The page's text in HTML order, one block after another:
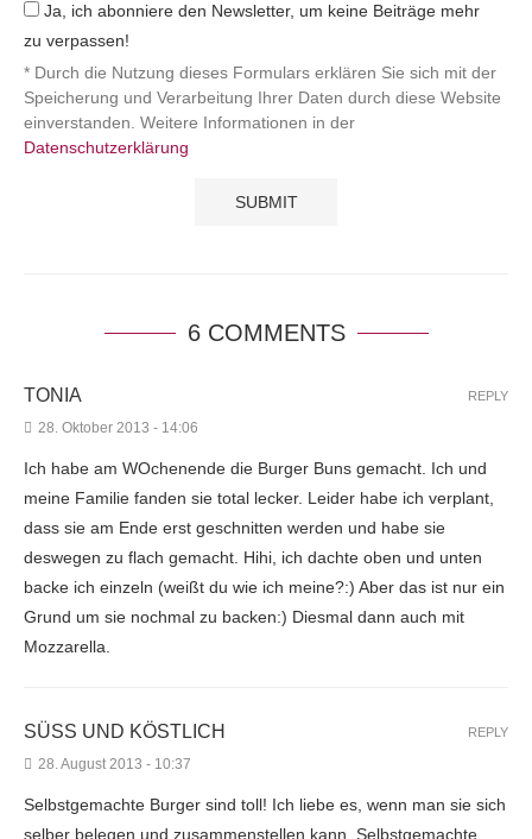
Ja, ich abonniere den Newsletter, um keine Beiträge mehr
zu verpassen!
* Durch die Nutzung dieses Formulars erklären Sie sich mit der
Speicherung und Verarbeitung Ihrer Daten durch diese Website
einverstanden. Weitere Informationen in der
Datenschutzerklärung
6 COMMENTS
TONIA
28. Oktober 2013 - 14:06
Ich habe am WOchenende die Burger Buns gemacht. Ich und
meine Familie fanden sie total lecker. Leider habe ich verplant,
dass sie am Ende erst geschnitten werden und habe sie
deswegen zu flach gemacht. Hihi, ich dachte oben und unten
backe ich einzeln (weißt du wie ich meine?:) Aber das ist nur ein
Grund um sie nochmal zu backen:) Diesmal dann auch mit
Mozzarella.
REPLY
SÜSS UND KÖSTLICH
28. August 2013 - 10:37
Selbstgemachte Burger sind toll! Ich liebe es, wenn man sie sich
selber belegen und zusammenstellen kann. Selbstgemachte
REPLY